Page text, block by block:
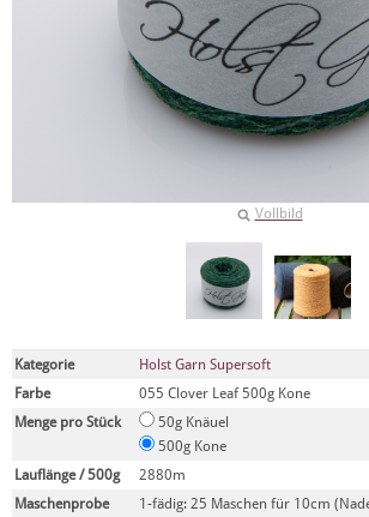
Vollbild
Kategorie
Holst Garn Supersoft
Farbe
055 Clover Leaf 500g Kone
Menge pro Stück
50g Knäuel
500g Kone
Lauflänge / 500g
2880m
Maschenprobe
1-fädig: 25 Maschen für 10cm